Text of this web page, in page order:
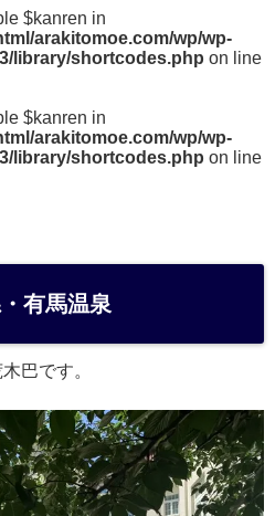
$kanren in
arakitomoe.com/wp/wp-
library/shortcodes.php on line
$kanren in
arakitomoe.com/wp/wp-
library/shortcodes.php on line
有馬温泉
巴です。